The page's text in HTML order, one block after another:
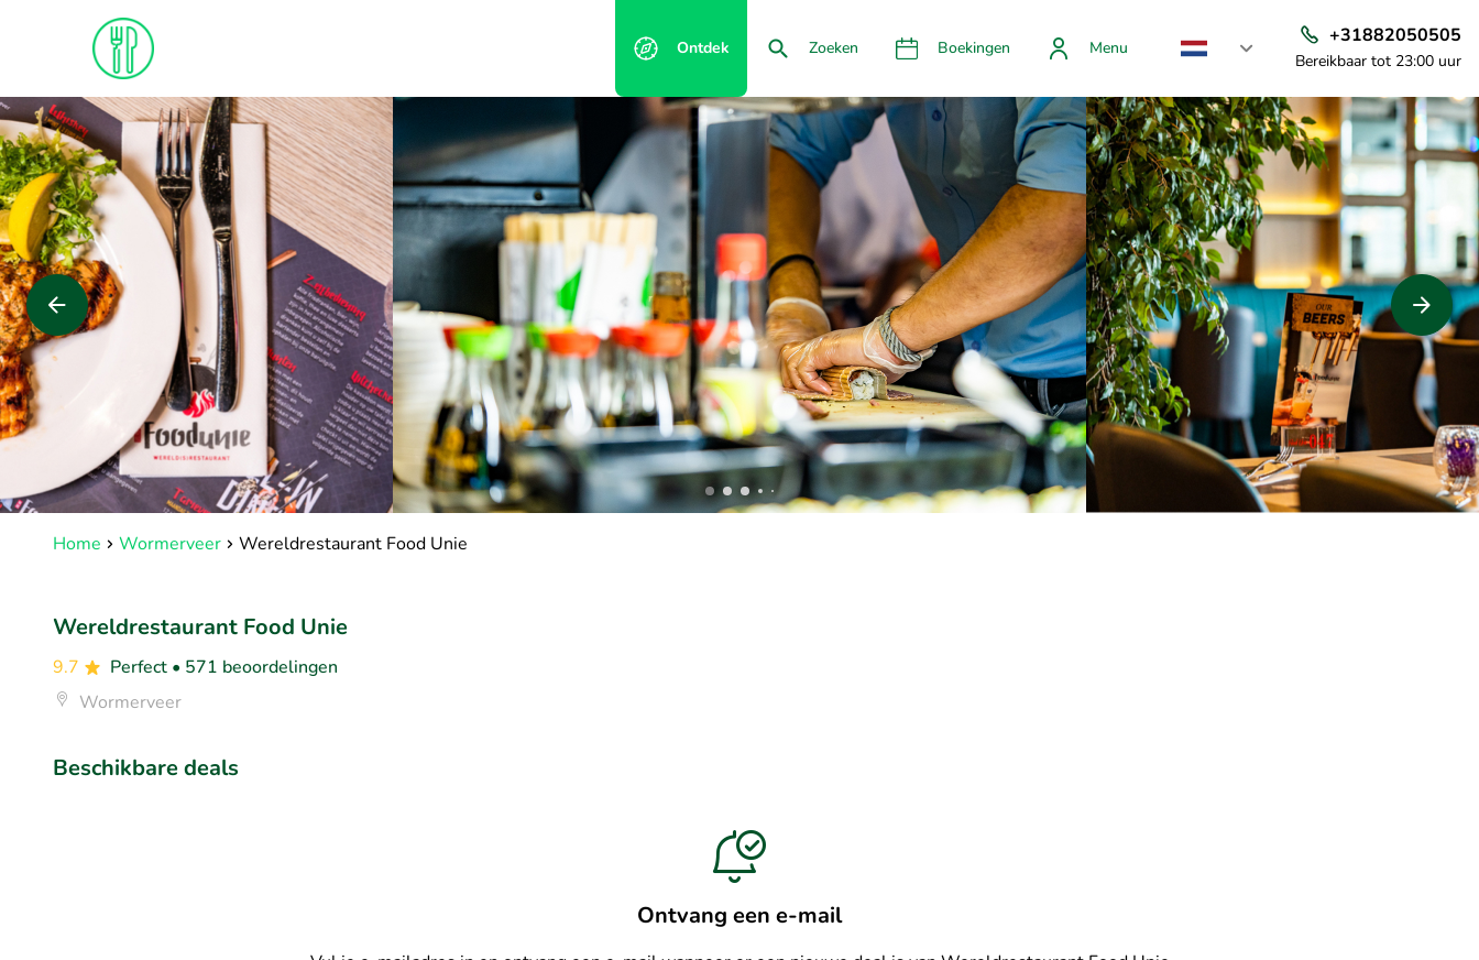
Ontdek Zoeken Boekingen Menu
+31882050505
Bereikbaar tot 23:00 uur
Home Wormerveer Wereldrestaurant Food Unie
Wereldrestaurant Food Unie
9.7 Perfect • 571 beoordelingen
Wormerveer
Beschikbare deals
Ontvang een e-mail